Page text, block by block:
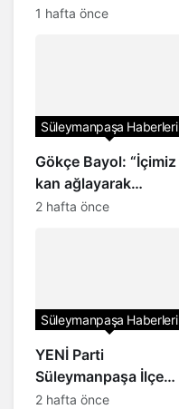
renkleniyor
1 hafta önce
Gökçe Bayol: “İçimiz
kan ağlayarak
CHP’den istifa
Süleymanpaşa Haberleri
2 hafta önce
YENİ Parti
Süleymanpaşa İlçe
Başkanı Gökçe Bayol:
Süleymanpaşa Haberleri
2 hafta önce